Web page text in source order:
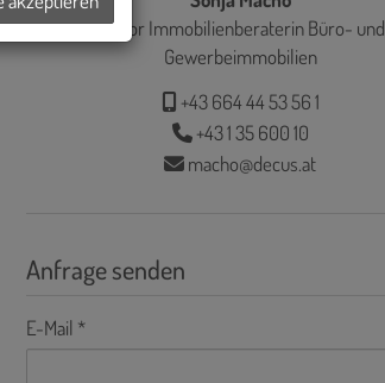
Senior Immobilienberaterin Büro- und
Gewerbeimmobilien
+43 664 44 53 56 1
+43 1 35 600 10
macho@decus.at
Anfrage senden
E-Mail